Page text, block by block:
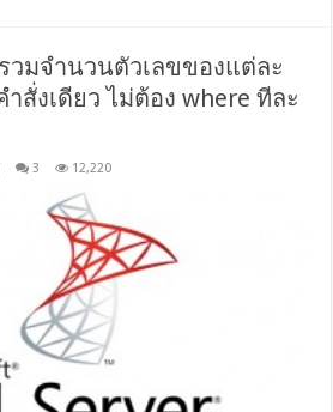
วมจำนวนตัวเลขของแต่ละ
ำสั่งเดียว ไม่ต้อง where ทีละ
3 12,220